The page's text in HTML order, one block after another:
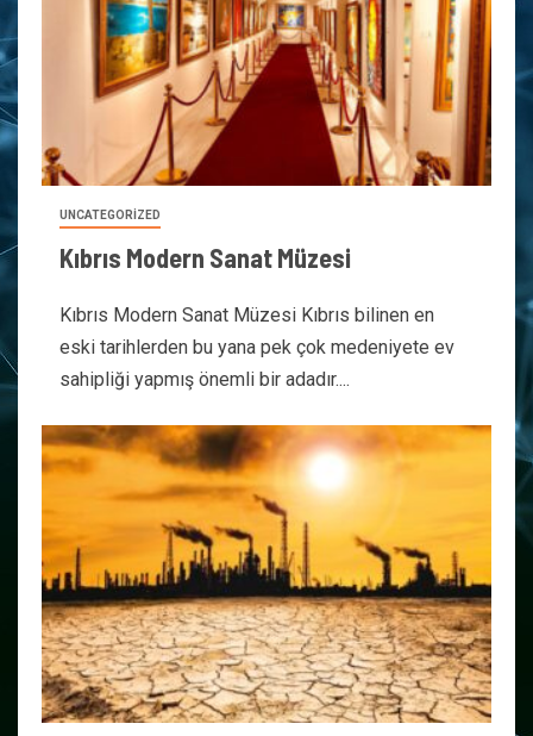
UNCATEGORIZED
Kıbrıs Modern Sanat Müzesi
Kıbrıs Modern Sanat Müzesi Kıbrıs bilinen en
eski tarihlerden bu yana pek çok medeniyete ev
sahipliği yapmış önemli bir adadır....